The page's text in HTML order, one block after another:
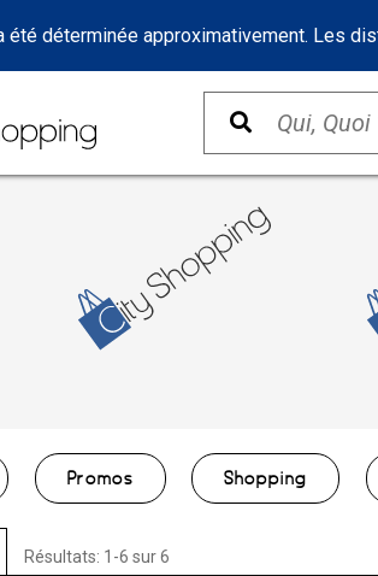
été déterminée approximativement. Les
Promos Shopping
Résultats: 1-6 sur 6